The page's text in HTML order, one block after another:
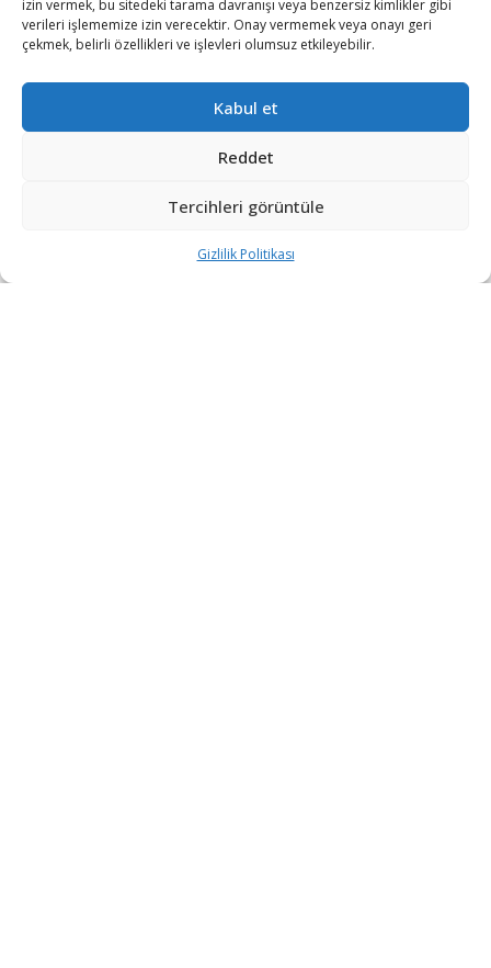
izin vermek, bu sitedeki tarama davranışı veya benzersiz kimlikler gibi
verileri işlememize izin verecektir. Onay vermemek veya onayı geri
çekmek, belirli özellikleri ve işlevleri olumsuz etkileyebilir.
Kabul et
Reddet
Tercihleri görüntüle
Gizlilik Politikası